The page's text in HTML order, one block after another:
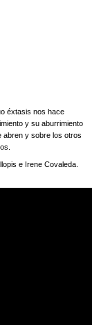
éxtasis nos hace
y su aburrimiento
abren y sobre los otros
e Irene Covaleda.